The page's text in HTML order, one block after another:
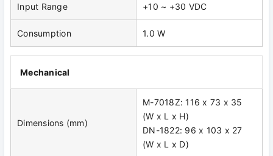
Input Range +10 ~ +30 VDC
Consumption 1.0 W
Mechanical
Dimensions (mm)
M-7018Z: 116 x 73 x 35
(W x L x H)
DN-1822: 96 x 103 x 27
(W x L x D)